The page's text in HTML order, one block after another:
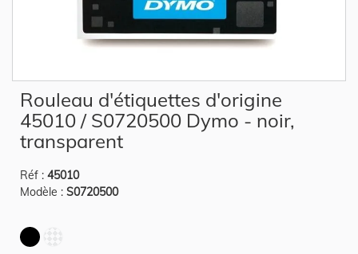
the
beginning
the
gallery
Rouleau d'étiquettes d'origine
45010 / S0720500 Dymo - noir,
transparent
Réf : 45010
Modèle : S0720500